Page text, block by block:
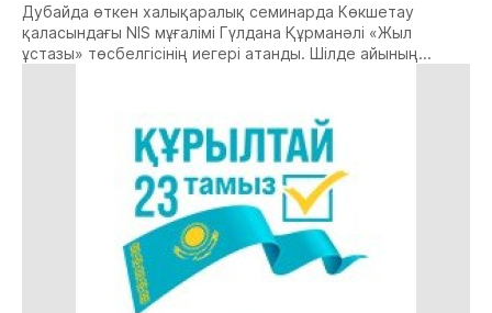
Дубайда өткен халықаралық семинарда Көкшетау
қаласындағы NIS мұғалімі Гүлдана Құрманәлі «Жыл
ұстазы» төсбелгісінің иегері атанды. Шілде айының...